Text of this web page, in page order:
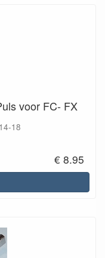
voor FC- FX
18
€ 8.95